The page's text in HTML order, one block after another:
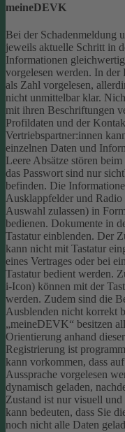
meineDEVK
Bei der Schadenmeldung
jeweils aktuelle Schritt in
Informationen
vorgelesen werden. In der
als Zahl vorgelesen,
nicht unmittelbar klar.
mit ihren Beschriftungen
Profildaten und der
Vertriebspartner:innen
einzelnen Daten und
Leere Absätze stören
das Passwort sind nur
befinden. Die
Ausklappfelder und
Auswahl zulassen) in
bedienen. Dokumente in
Tastatur einblenden. Der
kann nicht mit Tastatur
eines Vertrages oder bei
Tastatur bedient werden.
i-Icon) können mit der
werden. Zudem sind die
Ausblenden nicht korrekt
„meineDEVK“ besitzen
Orientierung anhand
Registrierung ist
kann vorkommen, dass
Aussprache vorgelesen
dynamisch geladen,
Zustand ist nur visuell
kann bedeuten, dass Sie
noch nicht alle Daten